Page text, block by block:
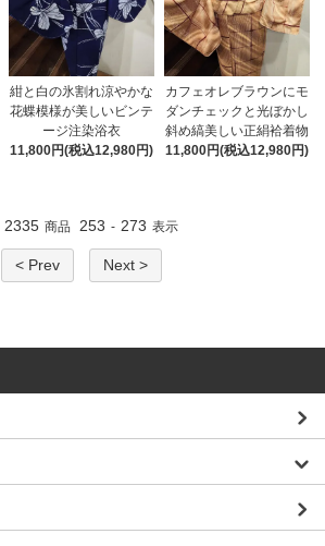
紺と白の氷割れ涼やかな
花蝶模様が美しいビンテ
ージ注染浴衣
11,800円(税込12,980円)
カフェオレブラウンにモ
ダンチェックと光ぼかし
斜め縞美しい正絹袷着物
11,800円(税込12,980円)
2335 商品 253 - 273 表示
< Prev Next >